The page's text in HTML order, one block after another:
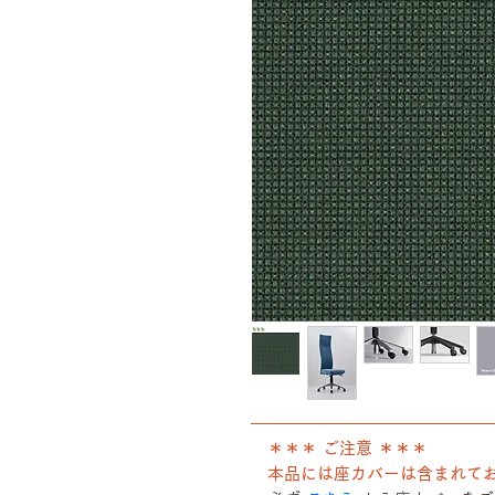
＊＊＊ ご注意 ＊＊＊
本品には座カバーは含まれて